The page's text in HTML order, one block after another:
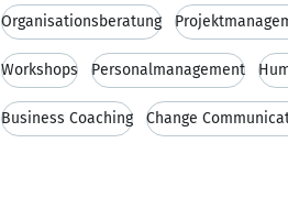
Organisationsberatung
Workshops Personalmanagement
Business Coaching Change